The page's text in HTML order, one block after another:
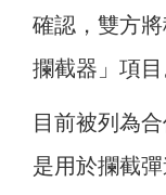
確認，雙方
攔截器」項目
目前被列為
是用於攔截